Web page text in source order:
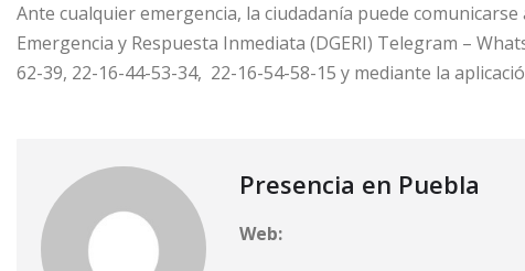
Ante cualquier emergencia, la ciudadanía puede
Emergencia y Respuesta Inmediata (DGERI) Telegram –
62-39, 22-16-44-53-34, 22-16-54-58-15 y mediante la
Presencia en Puebla
Web: